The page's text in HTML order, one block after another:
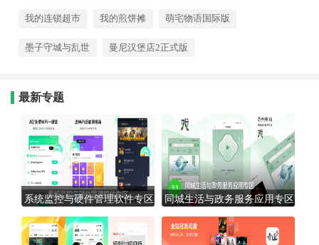
我的连锁超市 我的煎饼摊 萌宅物语国际版
墨子守城与乱世 曼尼汉堡店2正式版
最新专题
系统监控与硬件管理软件专区 同城生活与政务服务应用专区